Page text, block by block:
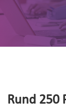
Rund 250